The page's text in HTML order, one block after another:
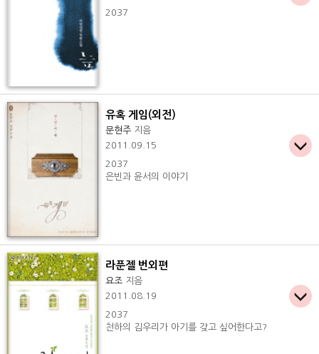
2037
유혹 게임(외전)
문현주 지음
2011.09.15
2037
은빈과 윤서의 이야기
라푼젤 번외편
요조 지음
2011.08.19
2037
천하의 김우리가 아기를 갖고 싶어한다고?